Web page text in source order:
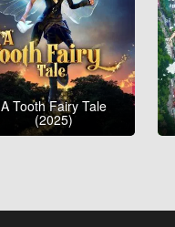
A Tooth Fairy Tale
(2025)